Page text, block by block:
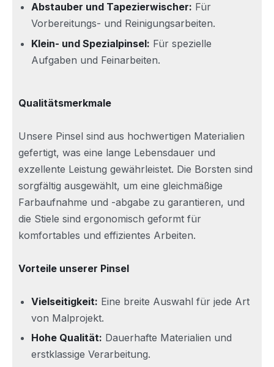
Abstauber und Tapezierwischer: Für
Vorbereitungs- und Reinigungsarbeiten.
Klein- und Spezialpinsel: Für spezielle
Aufgaben und Feinarbeiten.
Qualitätsmerkmale
Unsere Pinsel sind aus hochwertigen Materialien
gefertigt, was eine lange Lebensdauer und
exzellente Leistung gewährleistet. Die Borsten sind
sorgfältig ausgewählt, um eine gleichmäßige
Farbaufnahme und -abgabe zu garantieren, und
die Stiele sind ergonomisch geformt für
komfortables und effizientes Arbeiten.
Vorteile unserer Pinsel
Vielseitigkeit: Eine breite Auswahl für jede Art
von Malprojekt.
Hohe Qualität: Dauerhafte Materialien und
erstklassige Verarbeitung.